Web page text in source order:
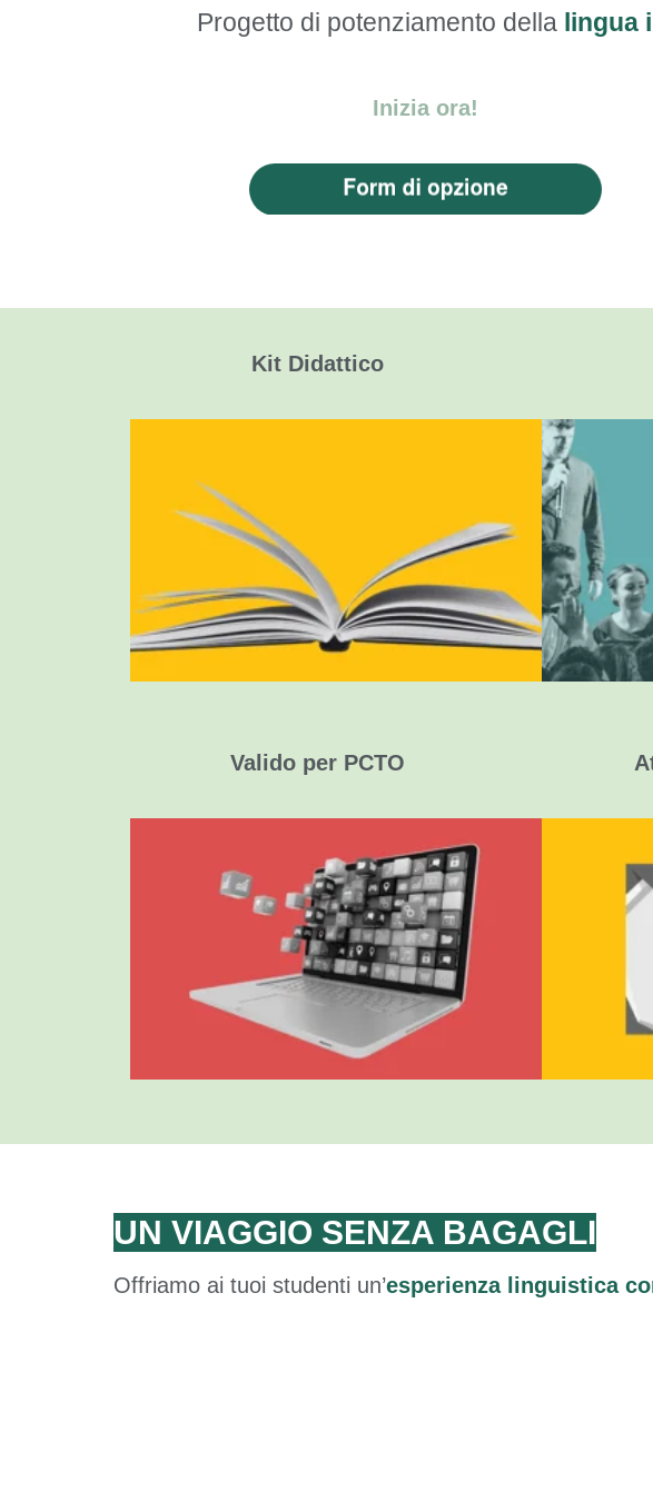
Progetto di potenziamento della lingua
Inizia ora!
Kit Didattico
Esercizi linguistici (livelli A1–C1)
Playlist musicali tratte dallo spettacolo
Giochi di ruoloe attività teatrali
Valido per PCTO
Competenze trasversali
in contesto creativo
Fino a un massimo
di 80 ore complessive
UN VIAGGIO SENZA BAGAGLI
Offriamo ai tuoi studenti un’esperienza linguistica